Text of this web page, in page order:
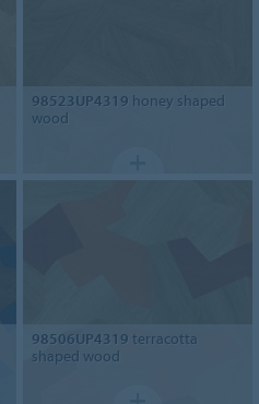
98523UP4319 honey shaped
wood
98506UP4319 terracotta
shaped wood